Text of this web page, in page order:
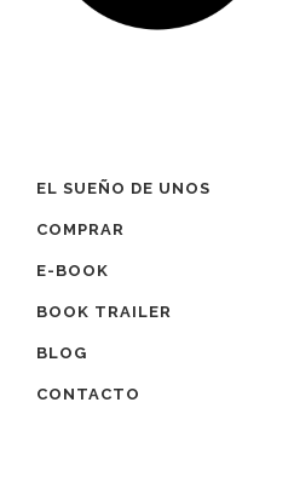
EL SUEÑO DE UNOS
COMPRAR
E-BOOK
BOOK TRAILER
BLOG
CONTACTO